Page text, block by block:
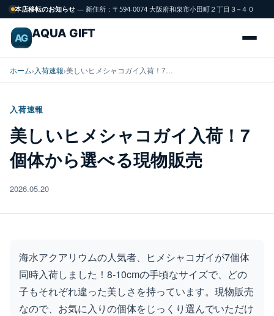
本店移転のお知らせ — 新住所：〒594-0074 大阪府和泉市小田町２丁目３−４０
AG AQUA GIFT
海
水
魚
FISH
水槽TANK
R 楽天店で購入 ↗
ホーム› 入荷速報›美しいヒメシャコガイ入荷！7…
入荷速報
美しいヒメシャコガイ入荷！7
個体から選べる現物販売
2026.05.20
海水アクアリウムの人気者、ヒメシャコガイが7個体
同時入荷しました！8-10cmの手頃なサイズで、どの
子もそれぞれ違った美しさを持っています。現物販売
なので、お気に入りの個体をじっくり選んでいただけ